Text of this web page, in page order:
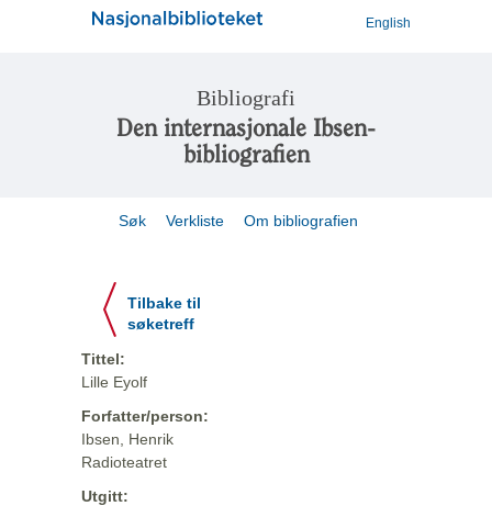
English
Bibliografi
Den internasjonale Ibsen-
bibliografien
Søk Verkliste Om bibliografien
Tilbake til
søketreff
Tittel:
Lille Eyolf
Forfatter/person:
Ibsen, Henrik
Radioteatret
Utgitt: